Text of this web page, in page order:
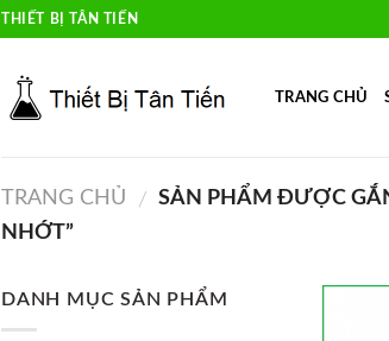
THIẾT BỊ TÂN TIẾN
TRANG CHỦ
TRANG CHỦ / SẢN PHẨM ĐƯỢC
NHỚT”
DANH MỤC SẢN PHẨM